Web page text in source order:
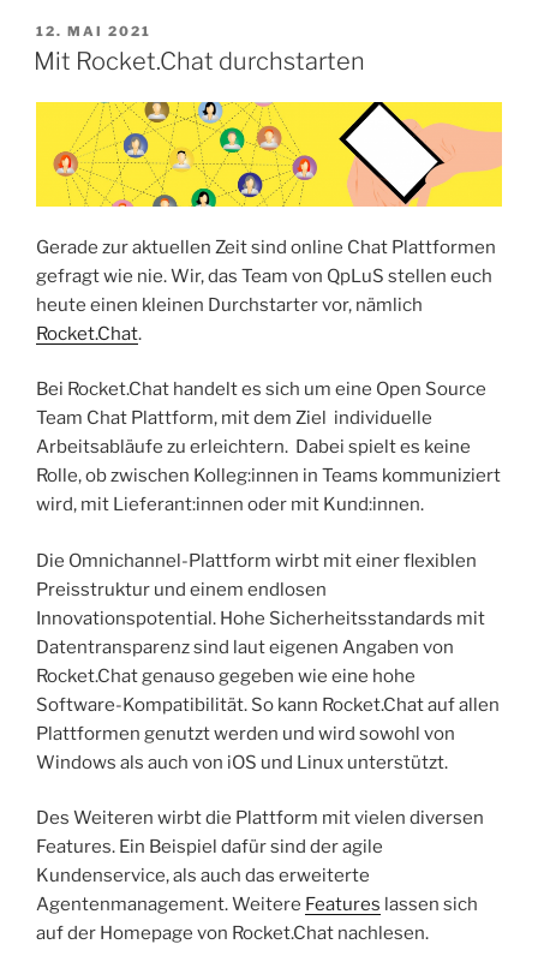
VERÖFFENTLICHT
AM
12. MAI 2021
Mit Rocket.Chat durchstarten
Gerade zur aktuellen Zeit sind online Chat Plattformen
gefragt wie nie. Wir, das Team von QpLuS stellen euch
heute einen kleinen Durchstarter vor, nämlich
Rocket.Chat.
Bei Rocket.Chat handelt es sich um eine Open Source
Team Chat Plattform, mit dem Ziel individuelle
Arbeitsabläufe zu erleichtern. Dabei spielt es keine
Rolle, ob zwischen Kolleg:innen in Teams kommuniziert
wird, mit Lieferant:innen oder mit Kund:innen.
Die Omnichannel-Plattform wirbt mit einer flexiblen
Preisstruktur und einem endlosen
Innovationspotential. Hohe Sicherheitsstandards mit
Datentransparenz sind laut eigenen Angaben von
Rocket.Chat genauso gegeben wie eine hohe
Software-Kompatibilität. So kann Rocket.Chat auf allen
Plattformen genutzt werden und wird sowohl von
Windows als auch von iOS und Linux unterstützt.
Des Weiteren wirbt die Plattform mit vielen diversen
Features. Ein Beispiel dafür sind der agile
Kundenservice, als auch das erweiterte
Agentenmanagement. Weitere Features lassen sich
auf der Homepage von Rocket.Chat nachlesen.